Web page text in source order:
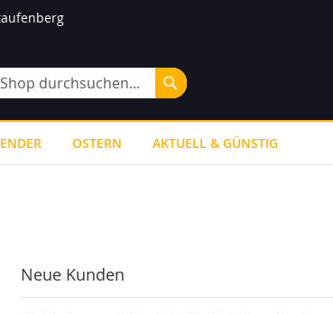
Suche
OSTERN AKTUELL & GÜNSTIG
Neue Kunden